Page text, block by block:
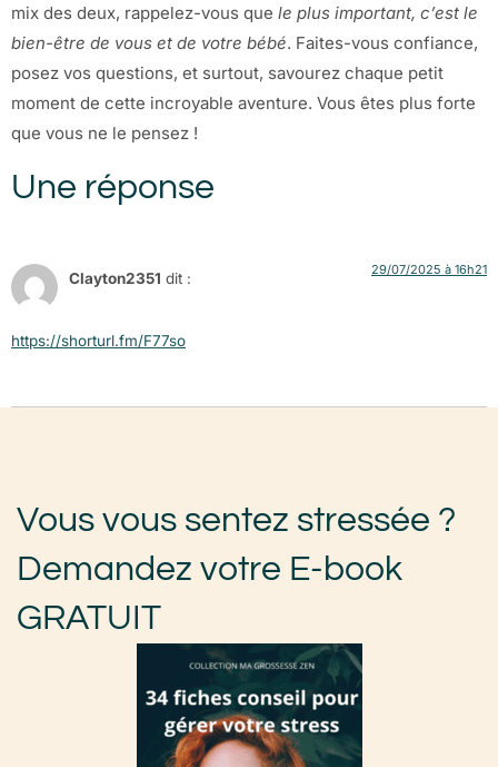
mix des deux, rappelez-vous que le plus important, c’est le
bien-être de vous et de votre bébé. Faites-vous confiance,
posez vos questions, et surtout, savourez chaque petit
moment de cette incroyable aventure. Vous êtes plus forte
que vous ne le pensez !
Une réponse
Clayton2351 dit : 29/07/2025 à 16h21
https://shorturl.fm/F77so
Vous vous sentez stressée ?
Demandez votre E-book
GRATUIT